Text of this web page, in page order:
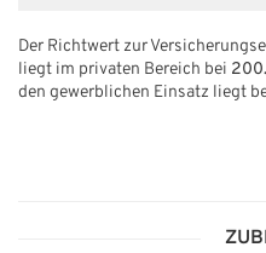
Der Richtwert zur
liegt im privaten Bereich bei
den gewerblichen Einsatz liegt